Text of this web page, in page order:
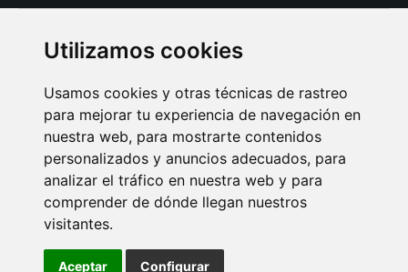
Utilizamos cookies
Usamos cookies y otras técnicas de rastreo
para mejorar tu experiencia de navegación en
nuestra web, para mostrarte contenidos
personalizados y anuncios adecuados, para
analizar el tráfico en nuestra web y para
comprender de dónde llegan nuestros
visitantes.
Aceptar Configurar
AVISO LEGAL POLITICA DE COOKIES
POLITICA DE PRIVACIDAD
PUBLICIDAD EN LA REVISTA QUÉ LEER
SORTEO-PREESTRENOS
SUSCRIPCIONES
Connecor Revistas